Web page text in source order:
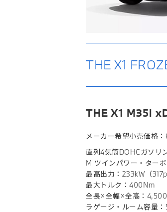
THE X1
THE X1 M35i
メーカー希望小売価格
直列4気筒DOHCガソリ
M ツインパワー・ター
最高出力：233kW（
最大トルク：400Nm
全長×全幅×全高：
ラゲージ・ルーム容量